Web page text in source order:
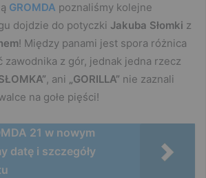
GROMDA poznaliśmy kolejne
dojdzie do potyczki Jakuba Słomki z
! Między panami jest spora różnica
zawodnika z gór, jednak jedna rzecz
, ani „GORILLA” nie zaznali
na gołe pięści!
21 w nowym
datę i szczegóły